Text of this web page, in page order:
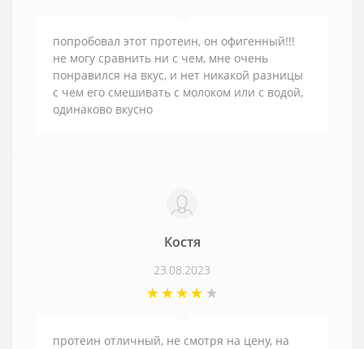
попробовал этот протеин, он офигенный!!!
не могу сравнить ни с чем, мне очень
понравился на вкус, и нет никакой разницы
с чем его смешивать с молоком или с водой,
одинаково вкусно
Костя
23.08.2023
протеин отличный, не смотря на цену, на